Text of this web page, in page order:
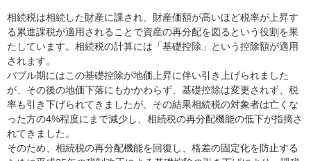
相続税は相続した財産に課され、財産価額が高いほど税率が上昇す
る累進課税が適用されることで資産の再分配を図るという役割を果
たしています。相続税の計算には「基礎控除」という控除額が適用
されます。
バブル期にはこの基礎控除が地価上昇に伴い引き上げられました
が、その後の地価下落にもかかわらず、基礎控除は変更されず、税
率も引き下げられてきましたが、その結果相続税の対象者は亡くな
った方の4%程度にまで減少し、相続税の再分配機能の低下が指摘さ
れてきました。
そのため、相続税の再分配機能を回復し、格差の固定化を防止する